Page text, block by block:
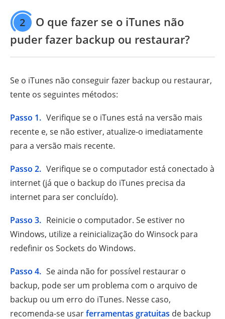
2
O que fazer se o iTunes não
puder fazer backup ou restaurar?
Se o iTunes não conseguir fazer backup ou restaurar,
tente os seguintes métodos:
Passo 1. Verifique se o iTunes está na versão mais
recente e, se não estiver, atualize-o imediatamente
para a versão mais recente.
Passo 2. Verifique se o computador está conectado à
internet (já que o backup do iTunes precisa da
internet para ser concluído).
Passo 3. Reinicie o computador. Se estiver no
Windows, utilize a reinicialização do Winsock para
redefinir os Sockets do Windows.
Passo 4. Se ainda não for possível restaurar o
backup, pode ser um problema com o arquivo de
backup ou um erro do iTunes. Nesse caso,
recomenda-se usarferramentas gratuitas de backup